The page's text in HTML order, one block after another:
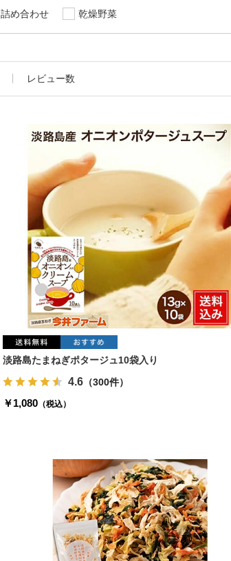
詰め合わせ 乾燥野菜
レビュー数
淡路島たまねぎポタージュ10袋入り
4.6 （300件）
￥1,080 （税込）